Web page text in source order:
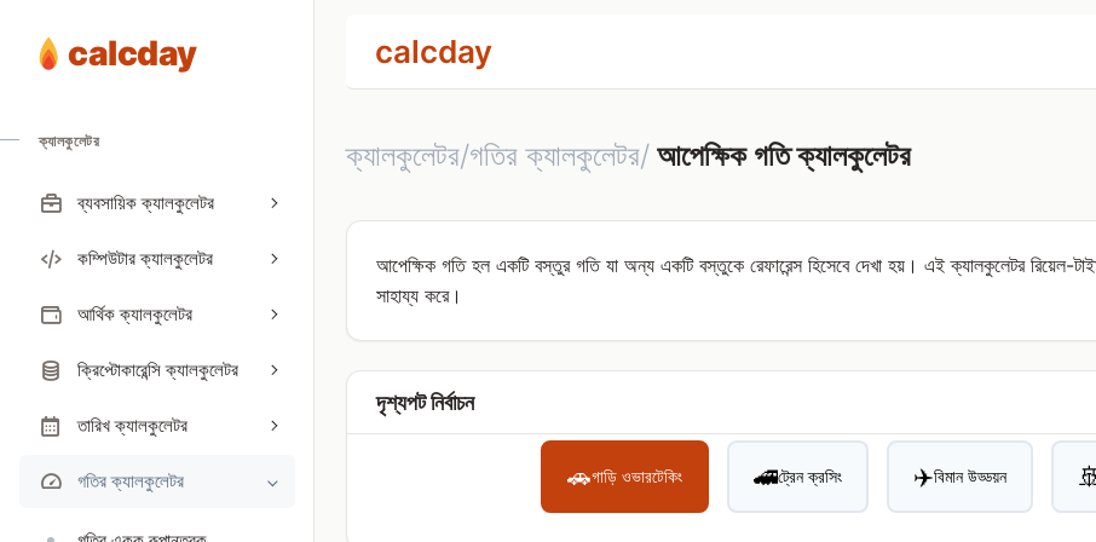
calcday
ক্যালকুলেটর
ব্যবসায়িক ক্যালকুলেটর
কম্পিউটার ক্যালকুলেটর
আর্থিক ক্যালকুলেটর
ক্রিপ্টোকারেন্সি ক্যালকুলেটর
তারিখ ক্যালকুলেটর
গতির ক্যালকুলেটর
calcday
ক্যালকুলেটর/গতির ক্যালকুলেটর/ আপেক্ষিক গতি ক্যালকুলেটর
আপেক্ষিক গতি হল একটি বস্তুর গতি যা অন্য একটি বস্তুকে রেফারেন্স হিসেবে দেখা হয়। এই ক্যালকুলেটর রিয়েল-
সাহায্য করে।
দৃশ্যপট নির্বাচন
🚗গাড়ি ওভারটেকিং 🚄ট্রেন ক্রসিং ✈️বিমান উড্ডয়ন